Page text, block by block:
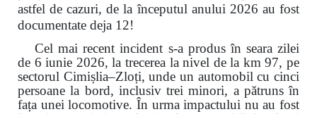
astfel de cazuri, de la începutul anului 2026 au fost
documentate deja 12!
Cel mai recent incident s-a produs în seara zilei
de 6 iunie 2026, la trecerea la nivel de la km 97, pe
sectorul Cimișlia–Zloți, unde un automobil cu cinci
persoane la bord, inclusiv trei minori, a pătruns în
fața unei locomotive. În urma impactului nu au fost